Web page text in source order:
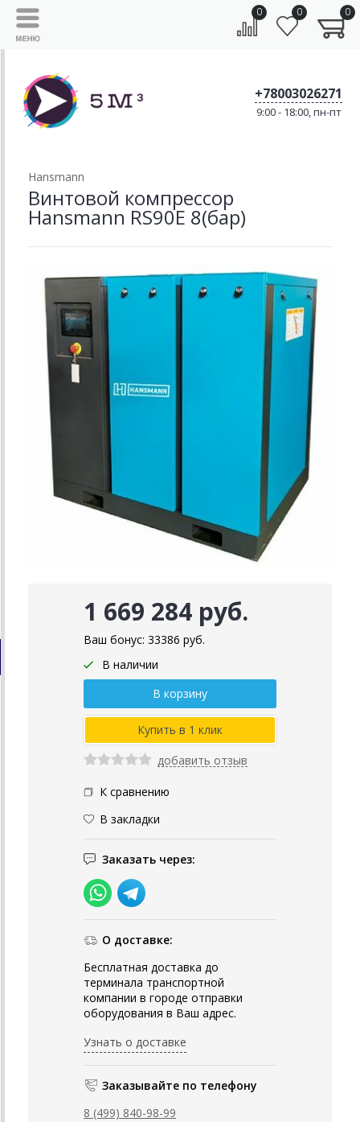
0 0 0
+78003026271
9:00 - 18:00, пн-пт
Hansmann
Винтовой компрессор
Hansmann RS90E 8(бар)
1 669 284 руб.
Ваш бонус: 33386 руб.
В наличии
добавить отзыв
К сравнению
В закладки
Заказать через:
О доставке:
Бесплатная доставка до
терминала транспортной
компании в городе отправки
оборудования в Ваш адрес.
Узнать о доставке
Заказывайте по телефону
8 (499) 840-98-99